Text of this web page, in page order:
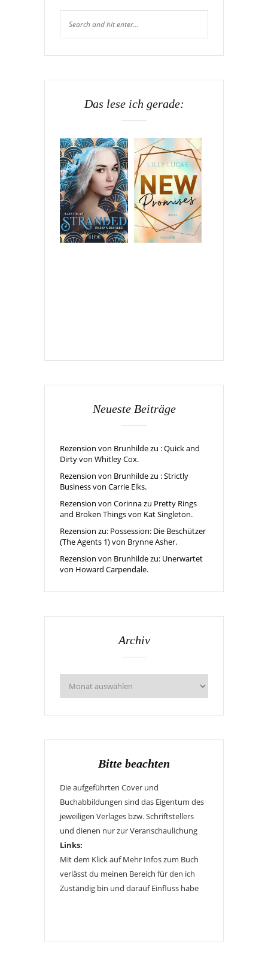
Das lese ich gerade:
Neueste Beiträge
Rezension von Brunhilde zu : Quick and
Dirty von Whitley Cox.
Rezension von Brunhilde zu : Strictly
Business von Carrie Elks.
Rezension von Corinna zu Pretty Rings
and Broken Things von Kat Singleton.
Rezension zu: Possession: Die Beschützer
(The Agents 1) von Brynne Asher.
Rezension von Brunhilde zu: Unerwartet
von Howard Carpendale.
Archiv
Bitte beachten
Die aufgeführten Cover und
Buchabbildungen sind das Eigentum des
jeweiligen Verlages bzw. Schriftstellers
und dienen nur zur Veranschaulichung
Links:
Mit dem Klick auf Mehr Infos zum Buch
verlässt du meinen Bereich für den ich
Zuständig bin und darauf Einfluss habe